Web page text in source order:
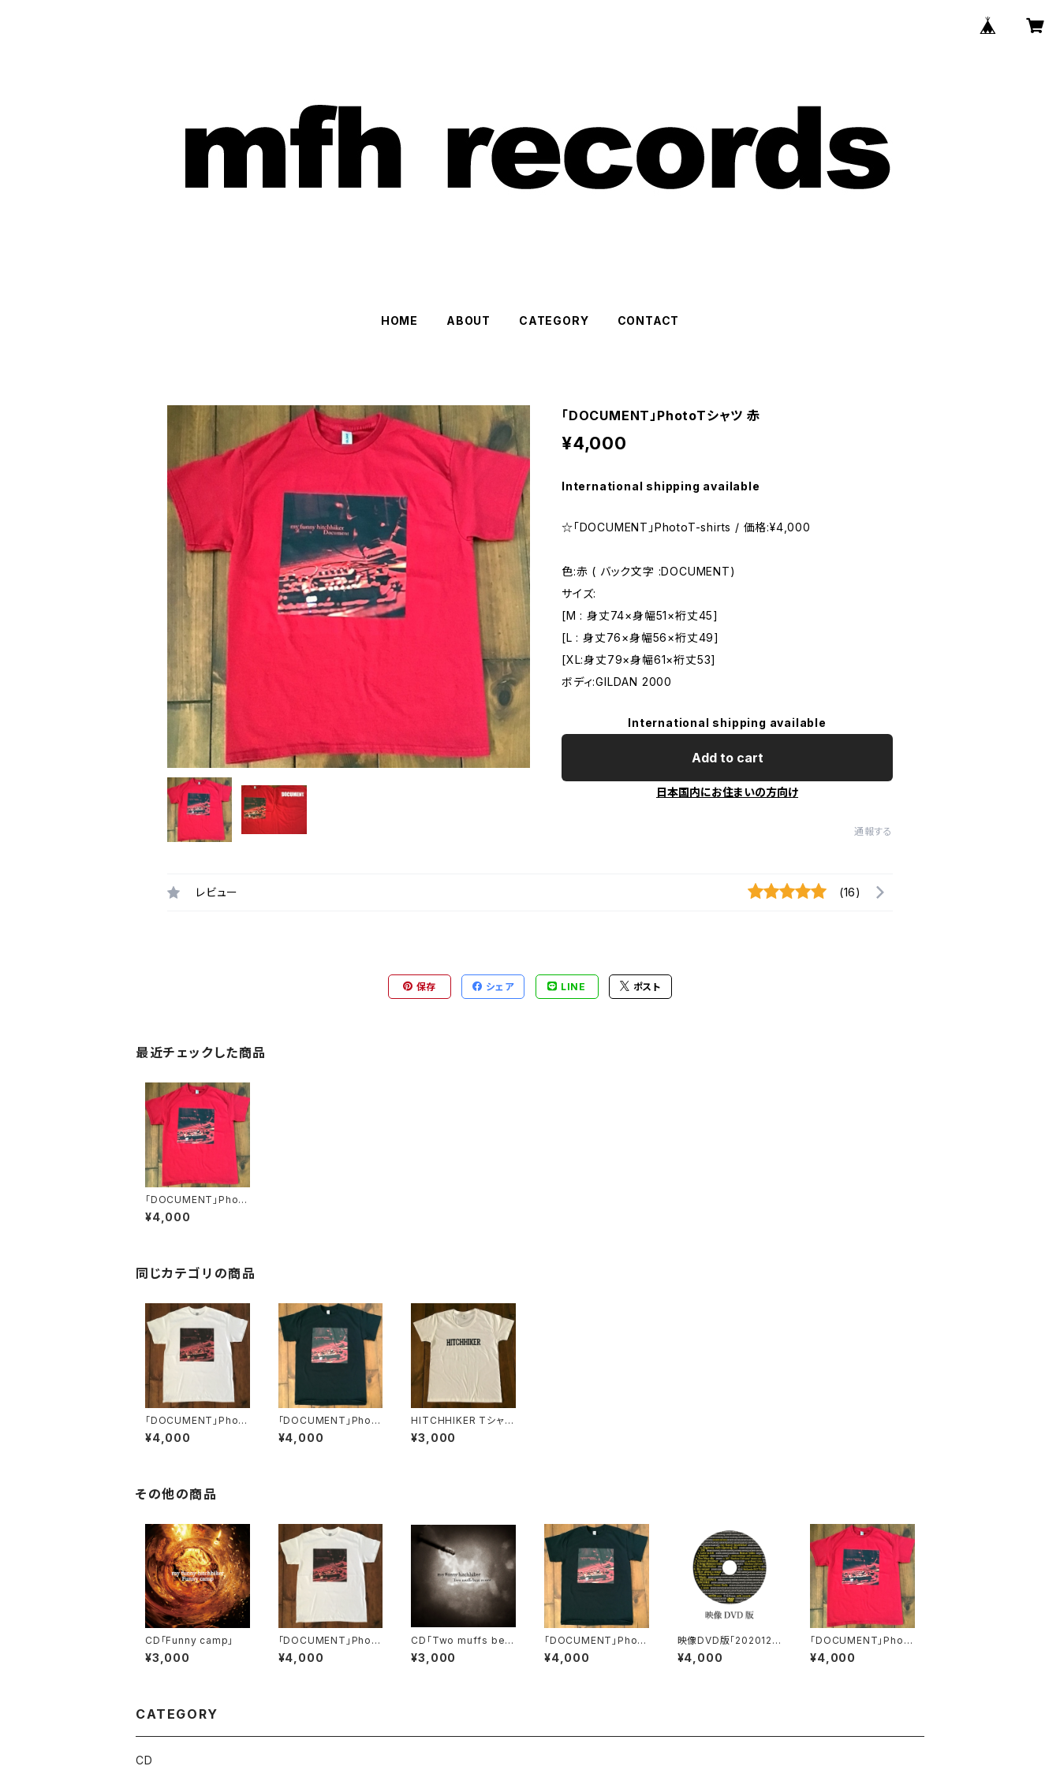
HOME ABOUT CATEGORY CONTACT
「DOCUMENT」PhotoTシャツ 赤
¥4,000
International shipping available
☆「DOCUMENT」PhotoT-shirts / 価格:¥4,000
色:赤 ( バック文字 :DOCUMENT)
サイズ:
[M : 身丈74×身幅51×裄丈45]
[L : 身丈76×身幅56×裄丈49]
[XL:身丈79×身幅61×裄丈53]
ボディ:GILDAN 2000
International shipping available
Add to cart
日本国内にお住まいの方向け
通報する
レビュー (16)
保存 シェア LINE ポスト
最近チェックした商品
「DOCUMENT」Photo
Tシャツ 赤
¥4,000
同じカテゴリの商品
「DOCUMENT」Photo
Tシャツ 白
¥4,000
「DOCUMENT」Photo
Tシャツ 黒
¥4,000
HITCHHIKER Tシャツ
白
¥3,000
その他の商品
CD「Funny camp」
¥3,000
「DOCUMENT」Photo
Tシャツ 白
¥4,000
CD「Two muffs beat
as one」
¥3,000
「DOCUMENT」Photo
Tシャツ 黒
¥4,000
映像DVD版「2020122
0251」
¥4,000
「DOCUMENT」Photo
Tシャツ 赤
¥4,000
CATEGORY
CD